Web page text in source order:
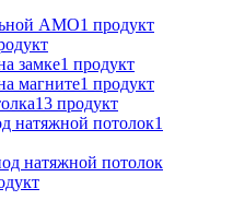
АМО1 продукт
замке1 продукт
магните1 продукт
13 продукт
натяжной потолок1
натяжной потолок